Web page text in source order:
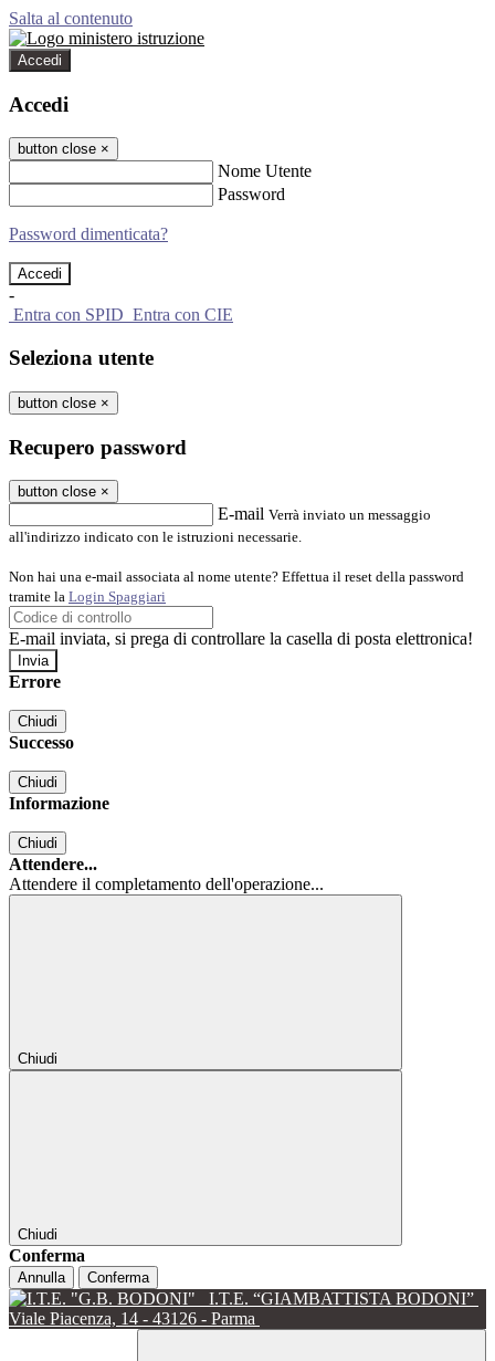
Salta al contenuto
Accedi
Accedi
button close ×
Nome Utente
Password
Password dimenticata?
-
Entra con SPID Entra con CIE
Seleziona utente
button close ×
Recupero password
button close ×
E-mail Verrà inviato un messaggio
all'indirizzo indicato con le istruzioni necessarie.
Non hai una e-mail associata al nome utente? Effettua il reset della password
tramite la Login Spaggiari
E-mail inviata, si prega di controllare la casella di posta elettronica!
Errore
Chiudi
Successo
Chiudi
Informazione
Chiudi
Attendere...
Attendere il completamento dell'operazione...
Chiudi
Chiudi
Conferma
Annulla Conferma
I.T.E. “GIAMBATTISTA BODONI”
Viale Piacenza, 14 - 43126 - Parma